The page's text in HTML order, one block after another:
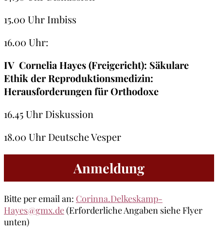
15.00 Uhr Imbiss
16.00 Uhr:
IV Cornelia Hayes (Freigericht): Säkulare
Ethik der Reproduktionsmedizin:
Herausforderungen für Orthodoxe
16.45 Uhr Diskussion
18.00 Uhr Deutsche Vesper
Anmeldung
Bitte per email an: Corinna.Delkeskamp-
Hayes@gmx.de(Erforderliche Angaben siehe Flyer
unten)